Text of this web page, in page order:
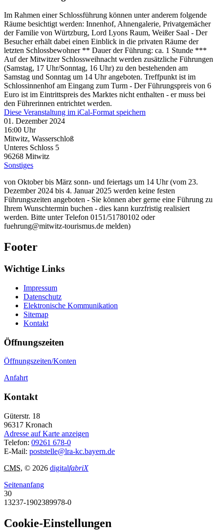
Im Rahmen einer Schlossführung können unter anderem folgende
Räume besichtigt werden: Innenhof, Ahnengalerie, Privatgemächer
der Familie von Würtzburg, Lord Lyons Raum, Weißer Saal - Der
Besucher erhält dabei einen Einblick in die privaten Räume der
letzten Schlossbewohner ** Dauer der Führung: ca. 1 Stunde ***
Auf der Mitwitzer Schlossweihnacht werden zusätzliche Führungen
(Samstag, 17 Uhr/Sonntag, 16 Uhr) zu den bestehenden am
Samstag und Sonntag um 14 Uhr angeboten. Treffpunkt ist im
Schlossinnenhof am Eingang zum Turm - Der Führungspreis von 6
Euro ist im Eintrittspreis des Marktes nicht enthalten - er muss bei
den Führerinnen entrichtet werden.
Diese Veranstaltung im iCal-Format speichern
01. Dezember 2024
16:00 Uhr
Mitwitz, Wasserschloß
Unteres Schloss 5
96268 Mitwitz
Sonstiges
von Oktober bis März sonn- und feiertags um 14 Uhr (vom 23.
Dezember 2024 bis 4. Januar 2025 werden keine festen
Führungszeiten angeboten - Sie können aber gerne eine Führung zu
Ihrem Wunschtermin buchen - dies kann kurzfristig realisiert
werden. Bitte unter Telefon 0151/51780102 oder
fuehrung@mitwitz-tourismus.de melden)
Footer
Wichtige Links
Impressum
Datenschutz
Elektronische Kommunikation
Sitemap
Kontakt
Öffnungszeiten
Öffnungszeiten/Konten
Anfahrt
Kontakt
Güterstr. 18
96317 Kronach
Adresse auf Karte anzeigen
Telefon: 09261 678-0
E-Mail: poststelle@lra-kc.bayern.de
CMS, © 2026 digitalfabriX
Seitenanfang
30
13237-1902389978-0
Cookie-Einstellungen